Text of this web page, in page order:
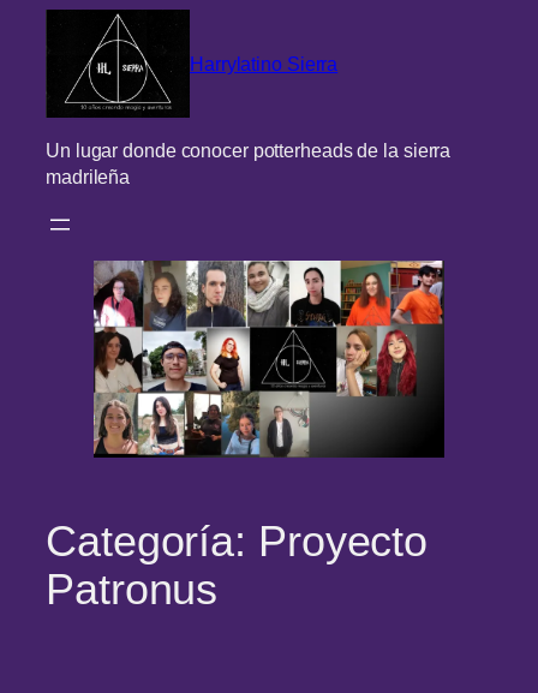
Saltar
contenido
Harrylatino Sierra
Un lugar donde conocer potterheads de la sierra
madrileña
Categoría: Proyecto
Patronus